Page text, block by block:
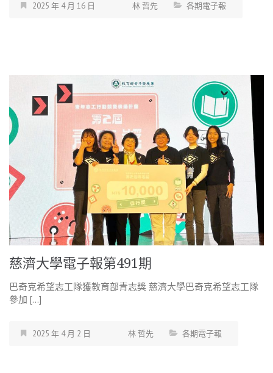
2025 年 4 月 16 日 林 哲先 各期電子報
慈濟大學電子報第491期
巴奇克希望志工隊獲教育部青志獎 慈濟大學巴奇克希望志工隊
參加 […]
2025 年 4 月 2 日 林 哲先 各期電子報